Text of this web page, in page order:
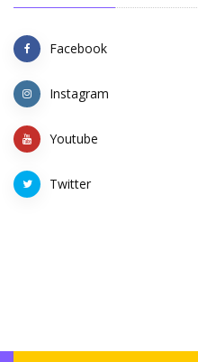
Facebook
Instagram
Youtube
Twitter